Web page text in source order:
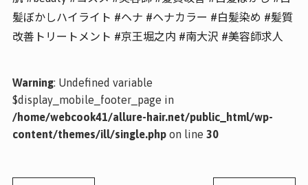
髪ぼかしハイライト #ヘナ #ヘナカラー #白髪染め #髪質
改善トリートメント #京王堀之内 #南大沢 #美容師求人
Warning: Undefined variable
$display_mobile_footer_page in
/home/webcook41/allure-hair.net/public_html/wp-
content/themes/ill/single.phpon line 30